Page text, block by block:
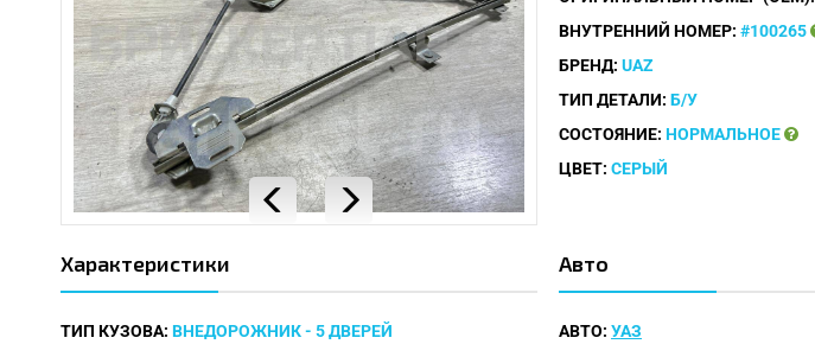
ВНУТРЕННИЙ НОМЕР: #100265
БРЕНД: UAZ
ТИП ДЕТАЛИ: Б/У
СОСТОЯНИЕ: НОРМАЛЬНОЕ
ЦВЕТ: СЕРЫЙ
Характеристики
ТИП КУЗОВА: ВНЕДОРОЖНИК - 5 ДВЕРЕЙ
Авто
АВТО: УАЗ